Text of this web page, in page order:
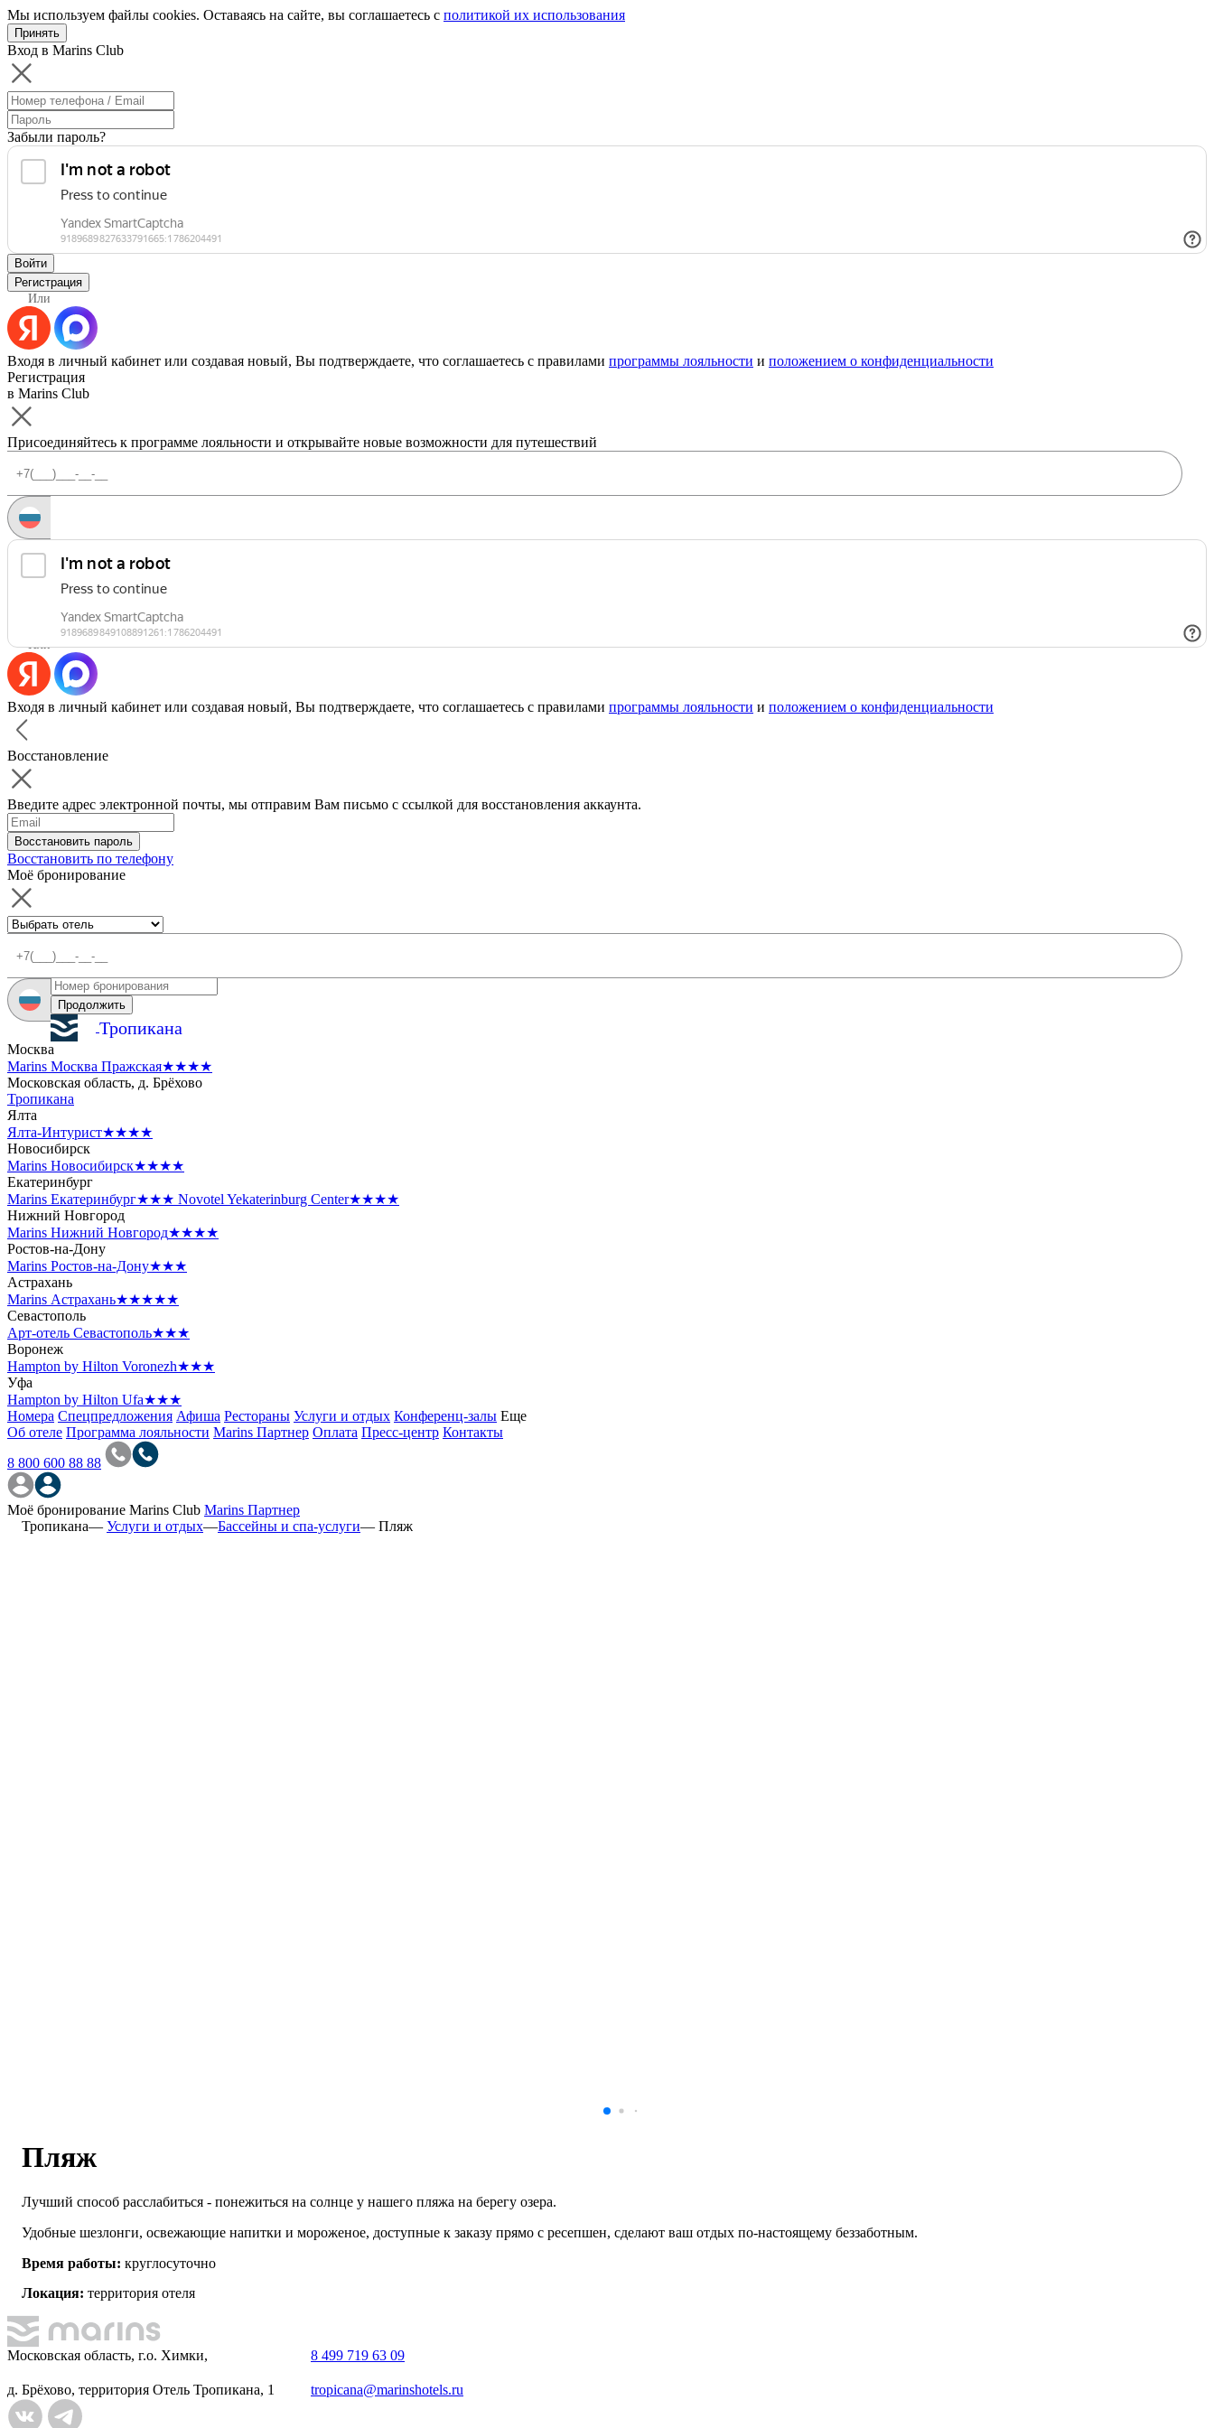
Мы используем файлы cookies. Оставаясь на сайте, вы соглашаетесь с политикой их использования
Принять
Вход в Marins Club
Забыли пароль?
Войти
Регистрация
Или
Входя в личный кабинет или создавая новый, Вы подтверждаете, что соглашаетесь с правилами программы лояльности и положением о конфиденциальности
Регистрация
в Marins Club
Присоединяйтесь к программе лояльности и открывайте новые возможности для путешествий
Запросить код
Уже есть аккаунт?Войти
Или
Входя в личный кабинет или создавая новый, Вы подтверждаете, что соглашаетесь с правилами программы лояльности и положением о конфиденциальности
Восстановление
Введите адрес электронной почты, мы отправим Вам письмо с ссылкой для восстановления аккаунта.
Восстановить пароль
Восстановить по телефону
Моё бронирование
Продолжить
Тропикана
Москва
Marins Москва Пражская★★★★
Московская область, д. Брёхово
Тропикана
Ялта
Ялта-Интурист★★★★
Новосибирск
Marins Новосибирск★★★★
Екатеринбург
Marins Екатеринбург★★★ Novotel Yekaterinburg Center★★★★
Нижний Новгород
Marins Нижний Новгород★★★★
Ростов-на-Дону
Marins Ростов-на-Дону★★★
Астрахань
Marins Астрахань★★★★★
Севастополь
Арт-отель Севастополь★★★
Воронеж
Hampton by Hilton Voronezh★★★
Уфа
Hampton by Hilton Ufa★★★
Номера Спецпредложения Афиша Рестораны Услуги и отдых Конференц-залы Еще
Об отеле Программа лояльности Marins Партнер Оплата Пресс-центр Контакты
8 800 600 88 88
Моё бронирование Marins Club Marins Партнер
Тропикана— Услуги и отдых—Бассейны и спа-услуги— Пляж
Пляж
Лучший способ расслабиться - понежиться на солнце у нашего пляжа на берегу озера.
Удобные шезлонги, освежающие напитки и мороженое, доступные к заказу прямо с ресепшен, сделают ваш отдых по-настоящему беззаботным.
Время работы: круглосуточно
Локация: территория отеля
Московская область, г.о. Химки,
д. Брёхово, территория Отель Тропикана, 1
8 499 719 63 09
tropicana@marinshotels.ru